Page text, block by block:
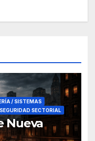
/ SISTEMAS
SEGURIDAD SECTORIAL
Nueva